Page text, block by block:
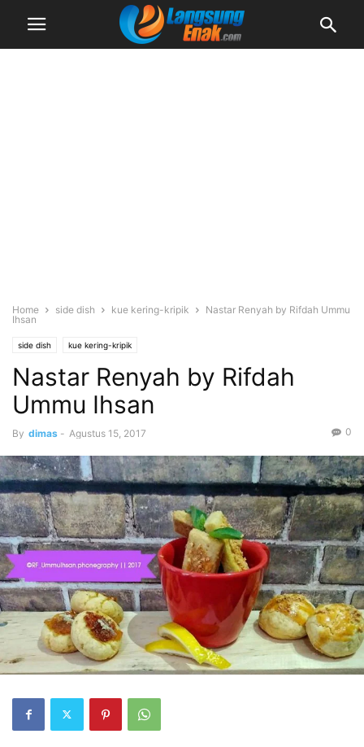
Home side dish kue kering-kripik
Nastar Renyah by Rifdah Ummu
Ihsan
side dish kue kering-kripik
Nastar Renyah by Rifdah
Ummu Ihsan
By dimas - Agustus 15, 2017 0